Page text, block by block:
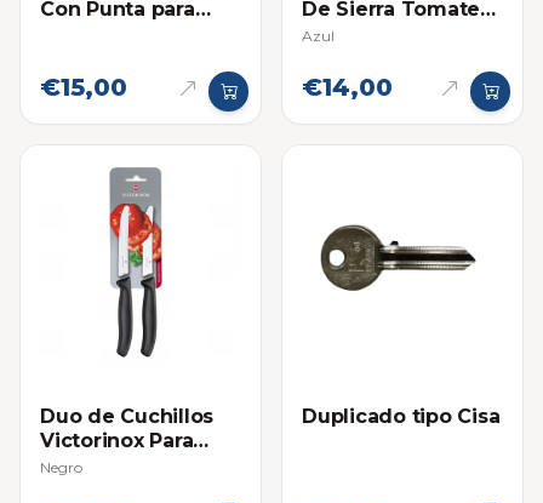
Con Punta para
€15,00
De Sierra Tomatero
- Individual
Azul
€14,00
Duo de Cuchillos
Victorinox Para
Tomate
Negro
Duplicado tipo Cisa